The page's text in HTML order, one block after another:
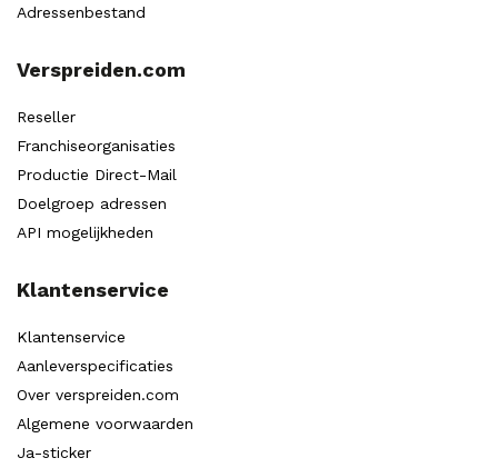
Adressenbestand
Verspreiden.com
Reseller
Franchiseorganisaties
Productie Direct-Mail
Doelgroep adressen
API mogelijkheden
Klantenservice
Klantenservice
Aanleverspecificaties
Over verspreiden.com
Algemene voorwaarden
Ja-sticker